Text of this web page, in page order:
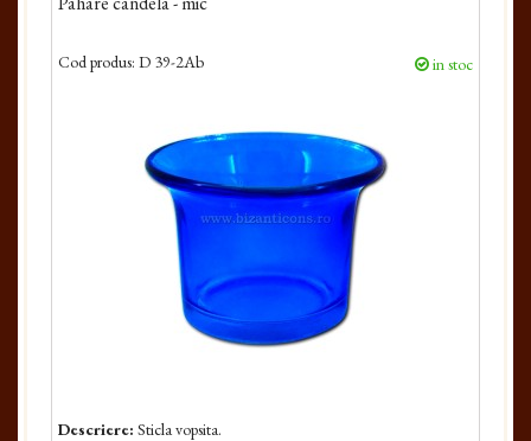
Cod produs: D 39-2Ab in stoc
Descriere: Sticla vopsita.